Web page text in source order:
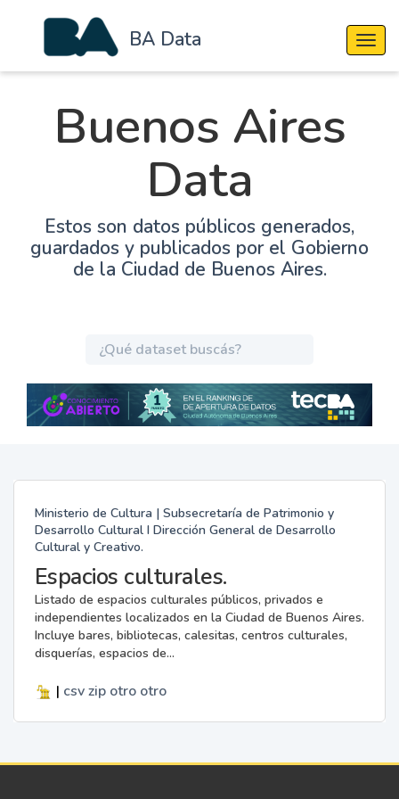
BA Data
Buenos Aires
Data
Estos son datos públicos generados,
guardados y publicados por el Gobierno
de la Ciudad de Buenos Aires.
Ministerio de Cultura | Subsecretaría de Patrimonio y
Desarrollo Cultural I Dirección General de Desarrollo
Cultural y Creativo.
Espacios culturales.
Listado de espacios culturales públicos, privados e
independientes localizados en la Ciudad de Buenos Aires.
Incluye bares, bibliotecas, calesitas, centros culturales,
disquerías, espacios de...
| csv zip otro otro